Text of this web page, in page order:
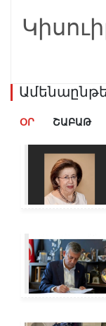
ՕՐ ՇԱԲԱԹ